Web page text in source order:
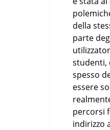
della
parte
studenti,
spesso
essere
percorsi
indirizzo